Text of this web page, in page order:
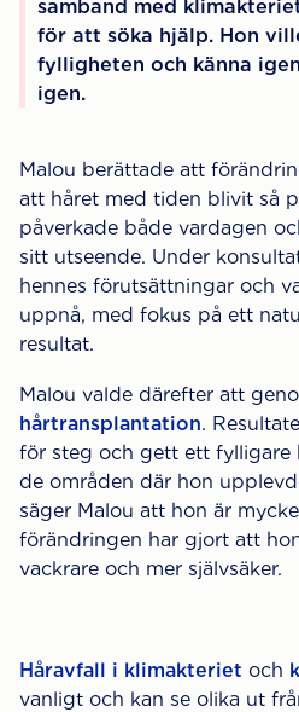
samband med
för att söka hjälp. Hon
fylligheten och känna
igen.
Malou berättade att
att håret med tiden blivit så
påverkade både vardagen
sitt utseende. Under
hennes förutsättningar och
uppnå, med fokus på ett
resultat.
Malou valde därefter att
hårtransplantation.
för steg och gett ett fylligare
de områden där hon
säger Malou att hon är
förändringen har gjort att
vackrare och mer självsäker.
Håravfall i klimakteriet och
vanligt och kan se olika ut